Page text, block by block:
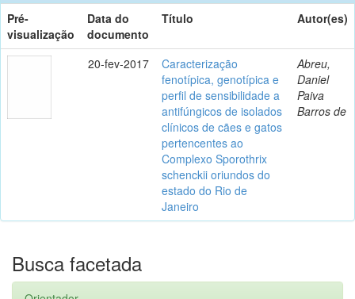
Pré-
visualização
Data do
documento
Título Autor(es)
20-fev-2017
Caracterização
fenotípica, genotípica e
perfil de sensibilidade a
antifúngicos de isolados
clínicos de cães e gatos
pertencentes ao
Complexo Sporothrix
schenckii oriundos do
estado do Rio de
Janeiro
Abreu,
Daniel
Paiva
Barros de
Busca facetada